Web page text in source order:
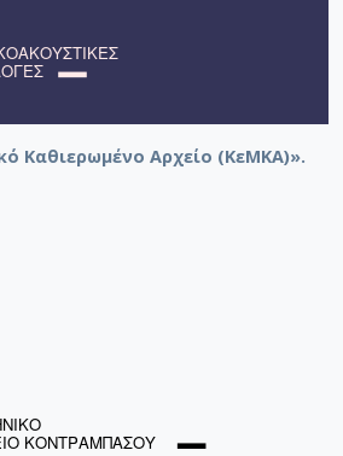
Καθιερωμένο Αρχείο (ΚεΜΚΑ)».